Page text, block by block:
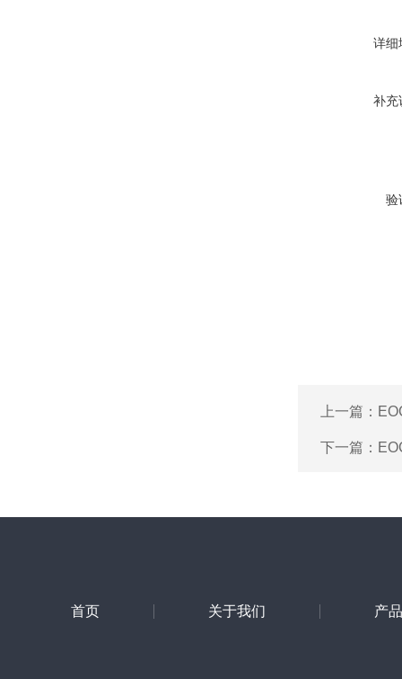
详细
补充
验
上一篇：
下一篇：
首页 关于我们 产